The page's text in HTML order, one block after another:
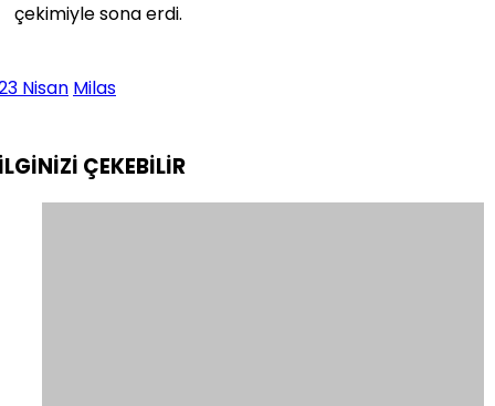
çekimiyle sona erdi.
Nisan Milas
ÇEKEBİLİR